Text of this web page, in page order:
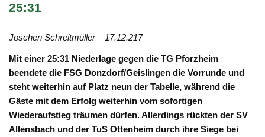
25:31
Joschen Schreitmüller – 17.12.217
Mit einer 25:31 Niederlage gegen die TG Pforzheim
beendete die FSG Donzdorf/Geislingen die Vorrunde und
steht weiterhin auf Platz neun der Tabelle, während die
Gäste mit dem Erfolg weiterhin vom sofortigen
Wiederaufstieg träumen dürfen. Allerdings rückten der SV
Allensbach und der TuS Ottenheim durch ihre Siege bei